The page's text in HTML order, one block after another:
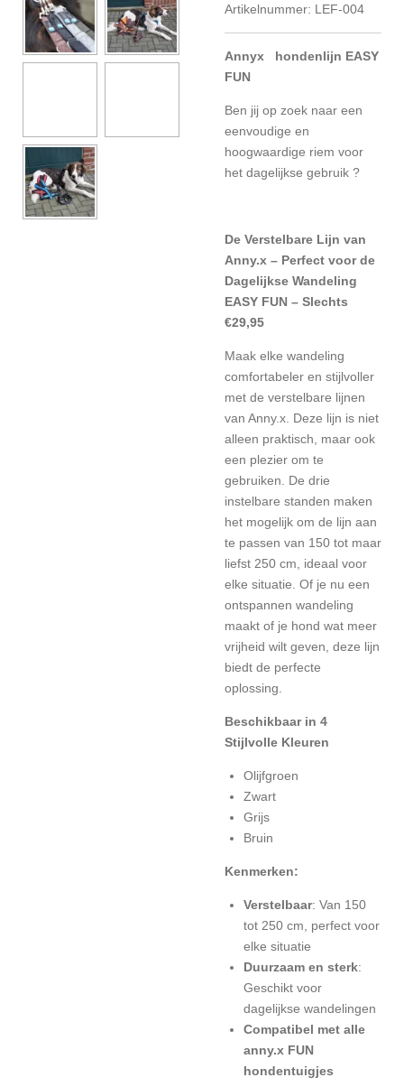
Artikelnummer: LEF-004
Annyx hondenlijn EASY
FUN
Ben jij op zoek naar een
eenvoudige en
hoogwaardige riem voor
het dagelijkse gebruik ?
De Verstelbare Lijn van
Anny.x – Perfect voor de
Dagelijkse Wandeling
EASY FUN – Slechts
€29,95
Maak elke wandeling
comfortabeler en stijlvoller
met de verstelbare lijnen
van Anny.x. Deze lijn is niet
alleen praktisch, maar ook
een plezier om te
gebruiken. De drie
instelbare standen maken
het mogelijk om de lijn aan
te passen van 150 tot maar
liefst 250 cm, ideaal voor
elke situatie. Of je nu een
ontspannen wandeling
maakt of je hond wat meer
vrijheid wilt geven, deze lijn
biedt de perfecte
oplossing.
Beschikbaar in 4
Stijlvolle Kleuren
Olijfgroen
Zwart
Grijs
Bruin
Kenmerken:
Verstelbaar: Van 150
tot 250 cm, perfect voor
elke situatie
Duurzaam en sterk:
Geschikt voor
dagelijkse wandelingen
Compatibel met alle
anny.x FUN
hondentuigjes